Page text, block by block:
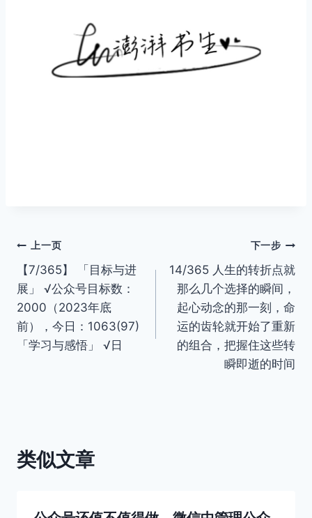
文
章
导
航
上一页
【7/365】 「目标与进
展」 √公众号目标数：
2000（2023年底
前），今日：1063(97)
「学习与感悟」 √日
下一步
14/365 人生的转折点就
那么几个选择的瞬间，
起心动念的那一刻，命
运的齿轮就开始了重新
的组合，把握住这些转
瞬即逝的时间
类似文章